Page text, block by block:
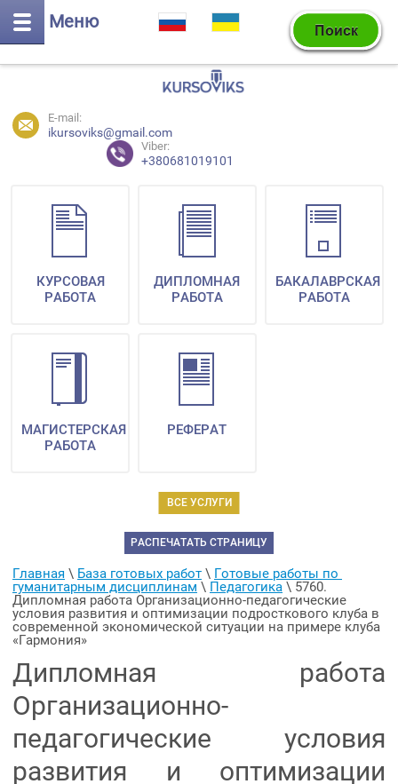
Меню
E-mail:
ikursoviks@gmail.com
Viber:
+380681019101
ВСЕ УСЛУГИ
КУРСОВАЯ
РАБОТА
ДИПЛОМНАЯ
РАБОТА
БАКАЛАВРСКАЯ
РАБОТА
МАГИСТЕРСКАЯ
РАБОТА
РЕФЕРАТ
РАСПЕЧАТАТЬ СТРАНИЦУ
Главная \ База готовых работ \ Готовые работы по
гуманитарным дисциплинам \ Педагогика \ 5760.
Дипломная работа Организационно-педагогические
условия развития и оптимизации подросткового клуба в
современной экономической ситуации на примере клуба
«Гармония»
Дипломная работа
Организационно-
педагогические условия
развития и оптимизации